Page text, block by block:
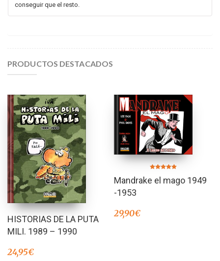
conseguir que el resto.
PRODUCTOS DESTACADOS
HISTORIAS DE LA PUTA
MILI. 1989 – 1990
24,95€
5.00
de 5
Mandrake el mago 1949
-1953
29,90€